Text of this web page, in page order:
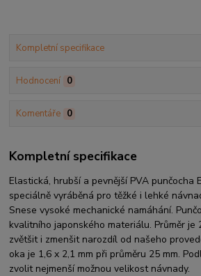
Kompletní specifikace
Hodnocení 0
Komentáře 0
Kompletní specifikace
Elastická, hrubší a pevnější PVA punčocha
speciálně vyráběná pro těžké i lehké
Snese vysoké mechanické namáhání.
kvalitního japonského materiálu. Průměr je
zvětšit i zmenšit narozdíl od našeho
oka je 1,6 x 2,1 mm při průměru 25 mm.
zvolit nejmenší možnou velikost návnady.